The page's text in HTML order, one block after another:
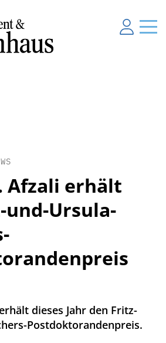
Afzali erhält
und-Ursula-
dieses Jahr den Fritz-
Postdoktorandenpreis.